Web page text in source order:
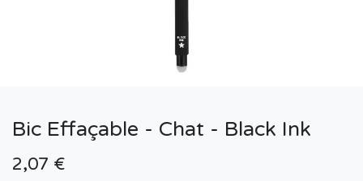
Bic Effaçable - Chat - Black Ink
2,07 €